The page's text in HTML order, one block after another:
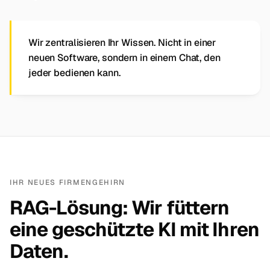
Wir zentralisieren Ihr Wissen. Nicht in einer
neuen Software, sondern in einem Chat, den
jeder bedienen kann.
IHR NEUES FIRMENGEHIRN
RAG-Lösung: Wir füttern
eine geschützte KI mit Ihren
Daten.